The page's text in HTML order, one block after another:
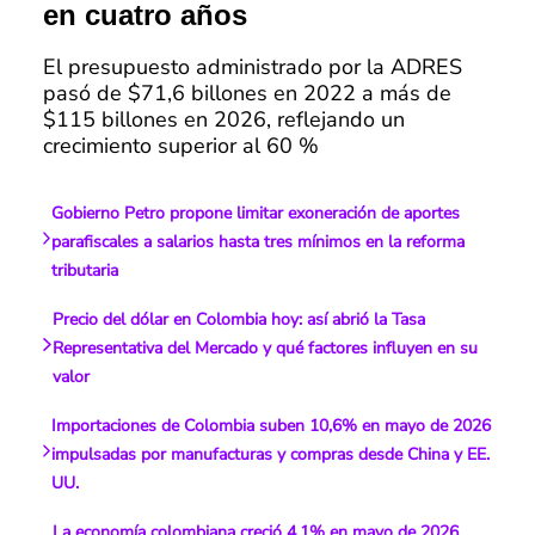
en cuatro años
El presupuesto administrado por la ADRES
pasó de $71,6 billones en 2022 a más de
$115 billones en 2026, reflejando un
crecimiento superior al 60 %
Gobierno Petro propone limitar exoneración de aportes
parafiscales a salarios hasta tres mínimos en la reforma
tributaria
Precio del dólar en Colombia hoy: así abrió la Tasa
Representativa del Mercado y qué factores influyen en su
valor
Importaciones de Colombia suben 10,6% en mayo de 2026
impulsadas por manufacturas y compras desde China y EE.
UU.